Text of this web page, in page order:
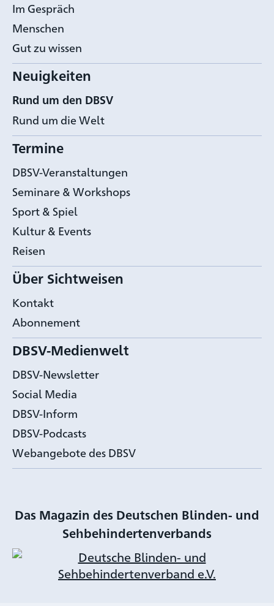
Im Gespräch
Menschen
Gut zu wissen
Neuigkeiten
Rund um den DBSV
Rund um die Welt
Termine
DBSV-Veranstaltungen
Seminare & Workshops
Sport & Spiel
Kultur & Events
Reisen
Über Sichtweisen
Kontakt
Abonnement
DBSV-Medienwelt
DBSV-Newsletter
Social Media
DBSV-Inform
DBSV-Podcasts
Webangebote des DBSV
Das Magazin des Deutschen Blinden- und
Sehbehindertenverbands